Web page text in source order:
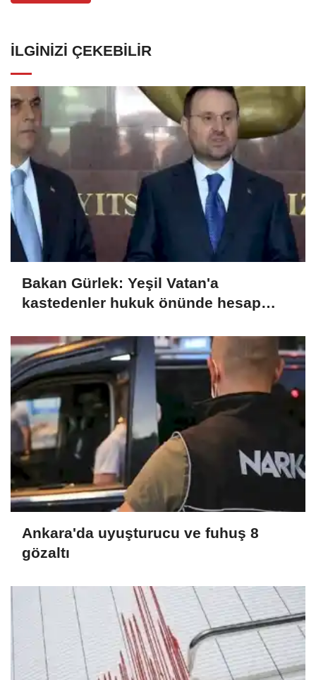
İLGINIZI ÇEKEBILIR
Bakan Gürlek: Yeşil Vatan'a
kastedenler hukuk önünde hesap
Ankara'da uyuşturucu ve fuhuş 8
gözaltı